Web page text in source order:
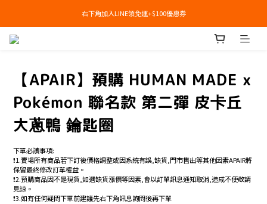
右下角加入LINE領免運+$100優惠券
右下角加入LINE領免運+$100優惠券
即日起，預購商品可提供部分訂金後尾款貨到付款(需協助請洽官line:@apair)
【APAIR】預購 HUMAN MADE x
Pokémon 聯名款 第二彈 皮卡丘
大蔥鴨 鑰匙圈
下單必讀事項:
❗️1.賣場所有商品若下訂後價格調整或因系統有誤,缺貨,門市售出等其他因素APAIR將
保留最終修改訂單權益。
❗️2.預購商品因不是現貨,如遇缺貨漲價等因素,會以訂單訊息通知取消,造成不便敬請
見諒。
❗️3.如有任何疑問下單前建議先右下角訊息詢問後再下單